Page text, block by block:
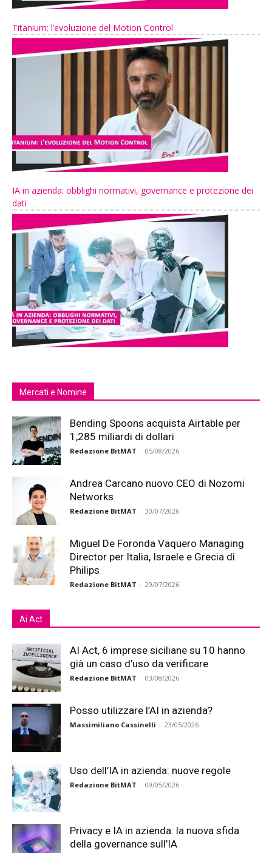
Titanium: l’evoluzione del Motion Control
IA in azienda: obblighi normativi, governance e protezione dei
dati
Mercati e Nomine
Bending Spoons acquista Airtable per
1,285 miliardi di dollari
Redazione BitMAT - 05/08/2026
Andrea Carcano nuovo CEO di Nozomi
Networks
Redazione BitMAT - 30/07/2026
Miguel De Foronda Vaquero Managing
Director per Italia, Israele e Grecia di
Philips
Redazione BitMAT - 29/07/2026
Ai Act
AI Act, 6 imprese siciliane su 10 hanno
già un caso d’uso da verificare
Redazione BitMAT - 03/08/2026
Posso utilizzare l’AI in azienda?
Massimiliano Cassinelli - 23/05/2026
Uso dell’IA in azienda: nuove regole
Redazione BitMAT - 09/05/2026
Privacy e IA in azienda: la nuova sfida
della governance sull’IA